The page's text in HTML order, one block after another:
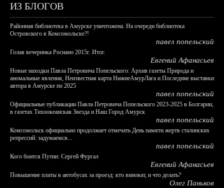
ИЗ БЛОГОВ
Районная библиотека в Амурске уничтожена. На очереди библиотека
Островского в Комсомольске?!
павел попельский
Голая вечеринка Роснано 2015г. Итог.
Евгений Афанасьев
Новые находки Павла Петровича Попельского: Архив газеты Природа и
аномальные явления, Неизвестная карта НижнеАмурЛага и Последние выставки
автора в Амурске по 2025
павел попельский
Официальные публикации Павла Петровича Попельского 2023-2025 в Болгарии,
в газетах Тихоокеанская Звезда и Наш Город Амурск
павел попельский
Комсомольск официально продолжает отмечать День памяти жертв сталинских
репрессий: задумаемся...
павел попельский
Кого боится Путин: Сергей Фургал
Евгений Афанасьев
Повышение платы в автобусах за проезд: кто виноват, и что делать?
Олег Паньков